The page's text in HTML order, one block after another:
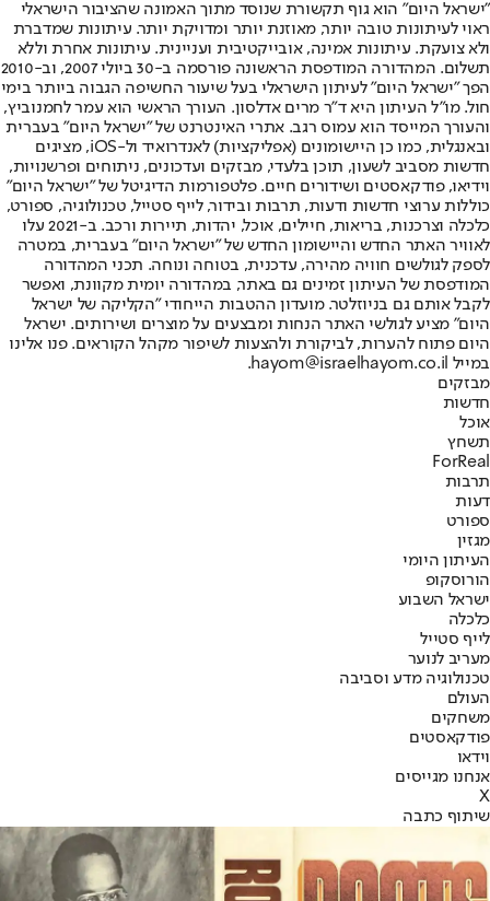
"ישראל היום" הוא גוף תקשורת שנוסד מתוך האמונה שהציבור הישראלי
ראוי לעיתונות טובה יותר, מאוזנת יותר ומדויקת יותר. עיתונות שמדברת
ולא צועקת. עיתונות אמינה, אובייקטיבית ועניינית. עיתונות אחרת וללא
תשלום. המהדורה המודפסת הראשונה פורסמה ב-30 ביולי 2007, וב-2010
הפך "ישראל היום" לעיתון הישראלי בעל שיעור החשיפה הגבוה ביותר בימי
חול. מו"ל העיתון היא ד"ר מרים אדלסון. העורך הראשי הוא עמר לחמנוביץ,
והעורך המייסד הוא עמוס רגב. אתרי האינטרנט של "ישראל היום" בעברית
ובאנגלית, כמו כן היישומונים (אפליקציות) לאנדרואיד ול-iOS, מציגים
חדשות מסביב לשעון, תוכן בלעדי, מבזקים ועדכונים, ניתוחים ופרשנויות,
וידיאו, פודקאסטים ושידורים חיים. פלטפורמות הדיגיטל של "ישראל היום"
כוללות ערוצי חדשות ודעות, תרבות ובידור, לייף סטייל, טכנולוגיה, ספורט,
כלכלה וצרכנות, בריאות, חיילים, אוכל, יהדות, תיירות ורכב. ב-2021 עלו
לאוויר האתר החדש והיישומון החדש של "ישראל היום" בעברית, במטרה
לספק לגולשים חוויה מהירה, עדכנית, בטוחה ונוחה. תכני המהדורה
המודפסת של העיתון זמינים גם באתר, במהדורה יומית מקוונת, ואפשר
לקבל אותם גם בניוזלטר. מועדון ההטבות הייחודי "הקליקה של ישראל
היום" מציע לגולשי האתר הנחות ומבצעים על מוצרים ושירותים. ישראל
היום פתוח להערות, לביקורת ולהצעות לשיפור מקהל הקוראים. פנו אלינו
במייל hayom@israelhayom.co.il.
מבזקים
חדשות
אוכל
תשחץ
ForReal
תרבות
דעות
ספורט
מגזין
העיתון היומי
הורוסקופ
ישראל השבוע
כלכלה
לייף סטייל
מעריב לנוער
טכנולוגיה מדע וסביבה
העולם
משחקים
פודקאסטים
וידאו
אנחנו מגייסים
X
שיתוף כתבה